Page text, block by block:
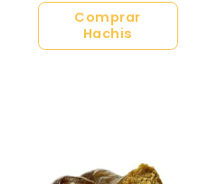
Comprar
Hachis